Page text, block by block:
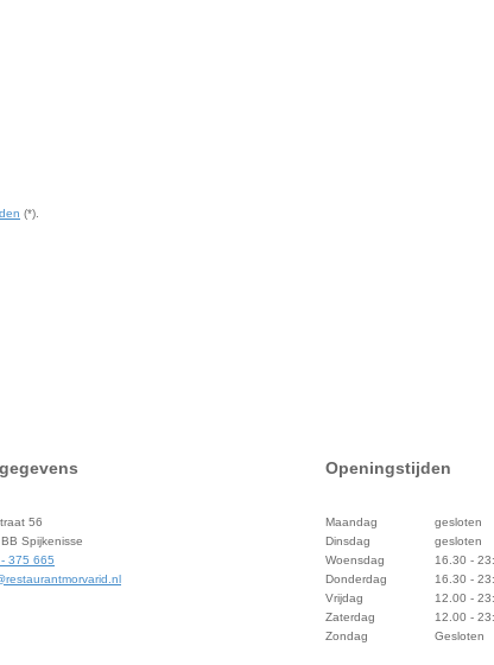
(*).
56
Spijkenisse
375 665
Openingstijden
Maandag
gesloten
Dinsdag
gesloten
Woensdag
16.30 -
Donderdag
16.30 -
Vrijdag
12.00 -
Zaterdag
12.00 -
Zondag
Gesloten